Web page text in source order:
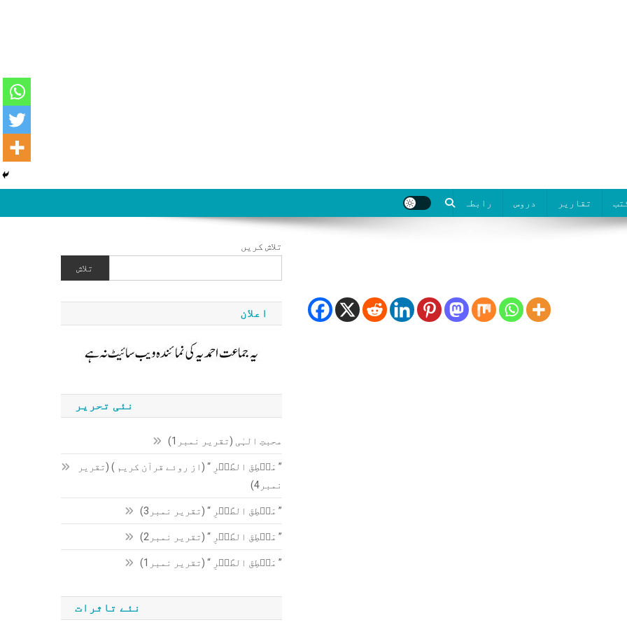
تقاریر دروس رابطہ
تلاش کریں
تلاش
اعلان
نئی تحریر
محبتِ الہٰی (تقریر نمبر1)
” مَنۡطِقَ الطَّیۡرِ “ (از روئے قرآن کریم ) (تقریر
نمبر4)
” مَنۡطِقَ الطَّیۡرِ “ (تقریر نمبر3)
” مَنۡطِقَ الطَّیۡرِ “ (تقریر نمبر2)
” مَنۡطِقَ الطَّیۡرِ “ (تقریر نمبر1)
نئے تاثرات